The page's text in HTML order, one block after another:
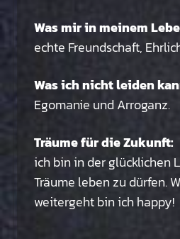
Was mir in meinem
echte Freundschaft,
Was ich nicht leiden
Egomanie und Arroganz.
Träume für die Zukunft:
ich bin in der glücklichen
Träume leben zu dürfen.
weitergeht bin ich happy!